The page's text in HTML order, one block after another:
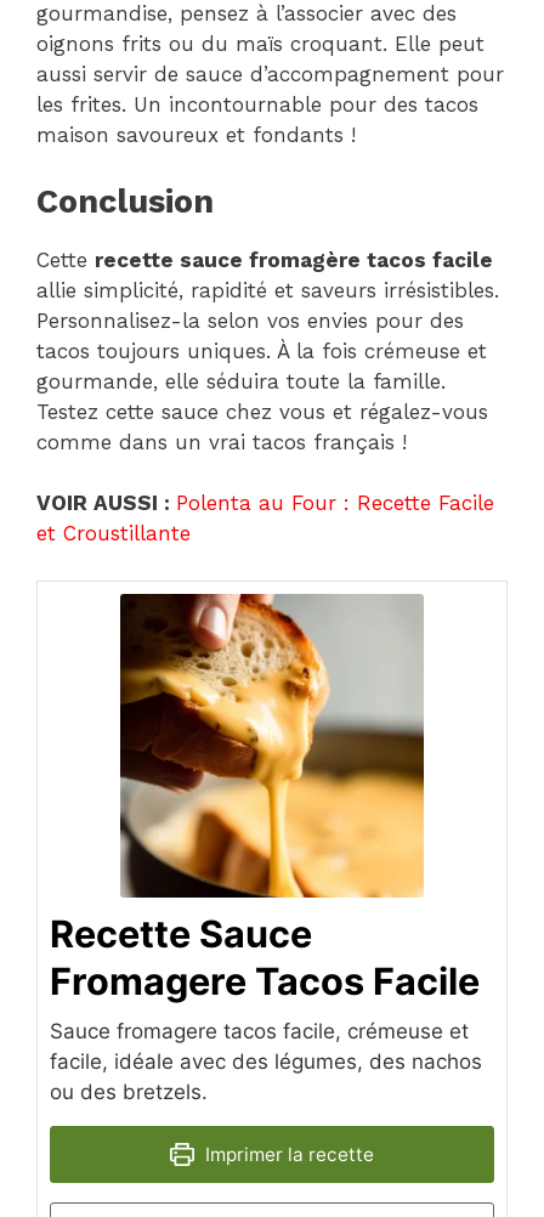
gourmandise, pensez à l’associer avec des
oignons frits ou du maïs croquant. Elle peut
aussi servir de sauce d’accompagnement pour
les frites. Un incontournable pour des tacos
maison savoureux et fondants !
Conclusion
Cette recette sauce fromagère tacos facile
allie simplicité, rapidité et saveurs irrésistibles.
Personnalisez-la selon vos envies pour des
tacos toujours uniques. À la fois crémeuse et
gourmande, elle séduira toute la famille.
Testez cette sauce chez vous et régalez-vous
comme dans un vrai tacos français !
VOIR AUSSI : Polenta au Four : Recette Facile
et Croustillante
Recette Sauce
Fromagere Tacos​ Facile
Sauce fromagere tacos​ facile, crémeuse et
facile, idéale avec des légumes, des nachos
ou des bretzels.
Imprimer la recette